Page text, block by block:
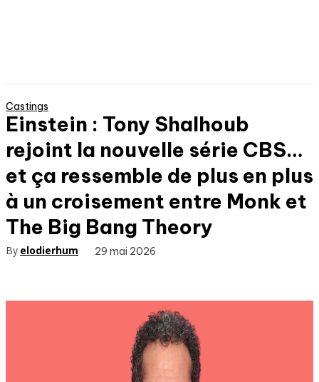
Castings
Einstein : Tony Shalhoub
rejoint la nouvelle série CBS…
et ça ressemble de plus en plus
à un croisement entre Monk et
The Big Bang Theory
By elodierhum 29 mai 2026